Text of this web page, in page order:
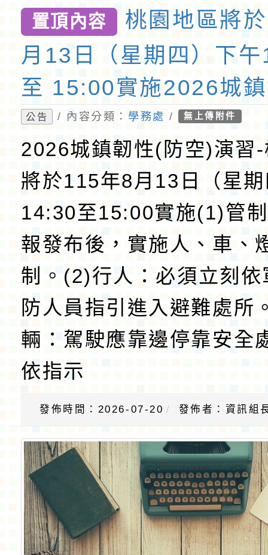
置頂內容
桃園地區將
月13日（星期四）下
至 15:00實施2026城
空)演習
公告 / 內容分類： 學務處 / 無上傳附件
2026城鎮韌性(防空)演習
將於115年8月13日（星
14:30至15:00實施(1)管
報發布後，實施人、車、
制。(2)行人：必須立刻依
防人員指引進入避難處所
輛：駕駛應靠邊停靠安全
依指示
發佈時間：2026-07-20 發佈者：資訊組